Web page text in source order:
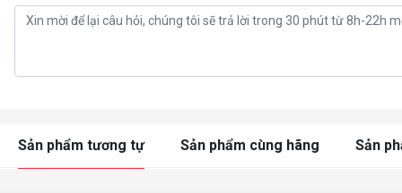
Sản phẩm tương tự Sản phẩm cùng hãng Sản